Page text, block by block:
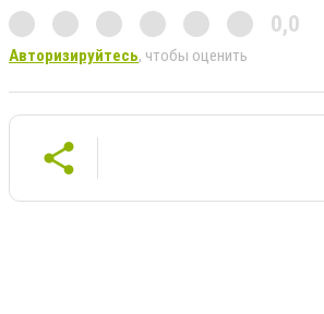
0,0
Авторизируйтесь, чтобы оценить